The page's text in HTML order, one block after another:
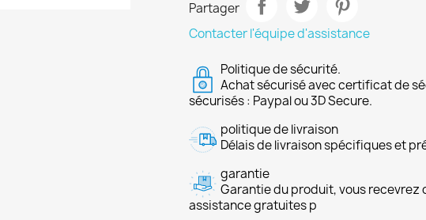
Partager
Contacter l'équipe d'assistance
Politique de sécurité.
Achat sécurisé avec certificat de
sécurisés : Paypal ou 3D Secure.
politique de livraison
Délais de livraison spécifiques et
garantie
Garantie du produit, vous recevrez
assistance gratuites p